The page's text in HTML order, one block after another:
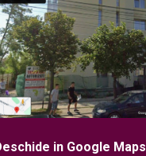
in Google Maps